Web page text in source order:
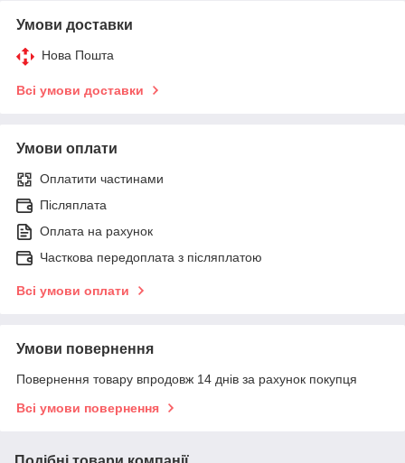
Умови доставки
Нова Пошта
Всі умови доставки
Умови оплати
Оплатити частинами
Післяплата
Оплата на рахунок
Часткова передоплата з післяплатою
Всі умови оплати
Умови повернення
Повернення товару впродовж 14 днів за рахунок покупця
Всі умови повернення